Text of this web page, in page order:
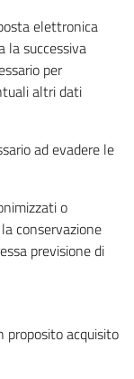
elettronica
la successiva
per
altri dati
ad evadere le
o
conservazione
previsione di
proposito acquisito